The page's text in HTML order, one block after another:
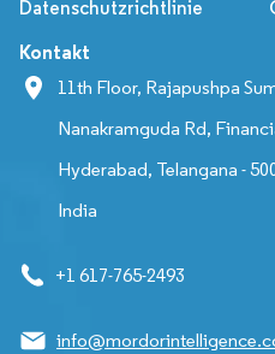
Datenschutzrichtlinie
Kontakt
11th Floor, Rajapushpa
Nanakramguda Rd,
Hyderabad, Telangana -
India
+1 617-765-2493